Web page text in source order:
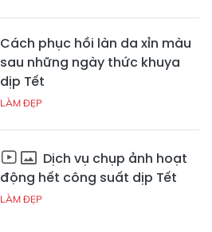
Cách phục hồi làn da xỉn màu
sau những ngày thức khuya
dịp Tết
LÀM ĐẸP
Dịch vụ chụp ảnh hoạt
động hết công suất dịp Tết
LÀM ĐẸP